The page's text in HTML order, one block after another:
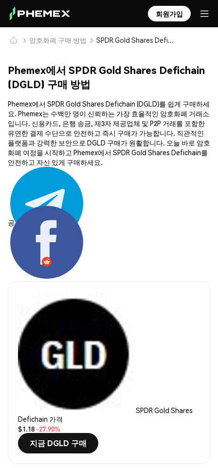
회원가입
암호화폐 구매 방법 SPDR Gold Shares Defichain (DGLD) 안전하게 구매 및 보관
Phemex에서 SPDR Gold Shares Defichain
(DGLD) 구매 방법
Phemex에서 SPDR Gold Shares Defichain (DGLD)를 쉽게 구매하세
요. Phemex는 수백만 명이 신뢰하는 가장 효율적인 암호화폐 거래소
입니다. 신용카드, 은행 송금, 제3자 제공업체 및 P2P 거래를 포함한
유연한 결제 수단으로 안전하고 즉시 구매가 가능합니다. 직관적인
플랫폼과 강력한 보안으로 DGLD 구매가 원활합니다. 오늘 바로 암호
화폐 여정을 시작하고 Phemex에서 SPDR Gold Shares Defichain를
안전하고 자신 있게 구매하세요.
공유하기:
SPDR Gold Shares
Defichain 가격
$1.18 -27.90%
지금 DGLD 구매